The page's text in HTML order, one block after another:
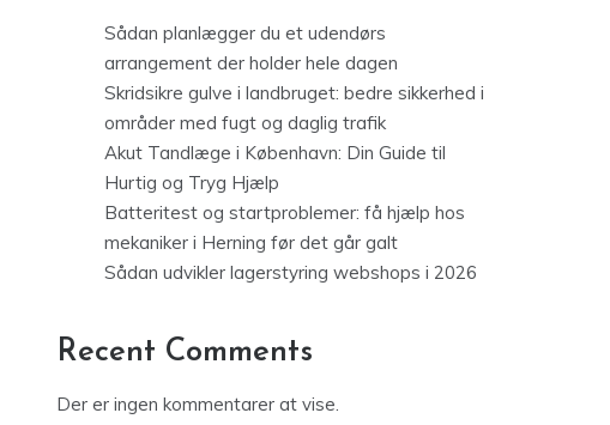
Sådan planlægger du et udendørs
arrangement der holder hele dagen
Skridsikre gulve i landbruget: bedre sikkerhed i
områder med fugt og daglig trafik
Akut Tandlæge i København: Din Guide til
Hurtig og Tryg Hjælp
Batteritest og startproblemer: få hjælp hos
mekaniker i Herning før det går galt
Sådan udvikler lagerstyring webshops i 2026
Recent Comments
Der er ingen kommentarer at vise.